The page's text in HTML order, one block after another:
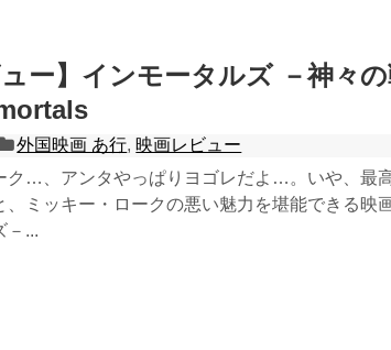
ュー】インモータルズ －神々
外国映画 あ行, 映画レビュー
ク…、アンタやっぱりヨゴレだよ…。いや、最
、ミッキー・ロークの悪い魅力を堪能できる映
－...